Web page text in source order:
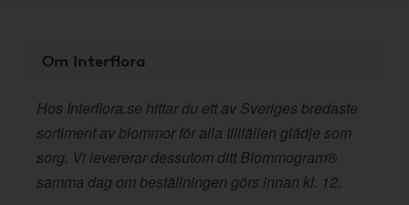
Om Interflora
Hos Interflora.se hittar du ett av Sveriges bredaste
sortiment av blommor för alla tillfällen glädje som
sorg. Vi levererar dessutom ditt Blommogram®
samma dag om beställningen görs innan kl. 12.